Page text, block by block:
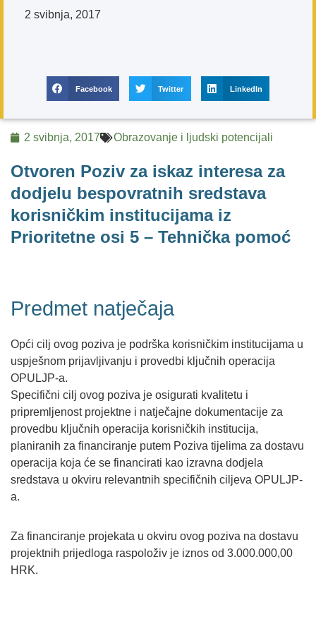
2 svibnja, 2017
Facebook Twitter LinkedIn
2 svibnja, 2017 Obrazovanje i ljudski potencijali
Otvoren Poziv za iskaz interesa za
dodjelu bespovratnih sredstava
korisničkim institucijama iz
Prioritetne osi 5 – Tehnička pomoć
Predmet natječaja
Opći cilj ovog poziva je podrška korisničkim institucijama u
uspješnom prijavljivanju i provedbi ključnih operacija
OPULJP-a.
Specifični cilj ovog poziva je osigurati kvalitetu i
pripremljenost projektne i natječajne dokumentacije za
provedbu ključnih operacija korisničkih institucija,
planiranih za financiranje putem Poziva tijelima za dostavu
operacija koja će se financirati kao izravna dodjela
sredstava u okviru relevantnih specifičnih ciljeva OPULJP-
a.
Za financiranje projekata u okviru ovog poziva na dostavu
projektnih prijedloga raspoloživ je iznos od 3.000.000,00
HRK.